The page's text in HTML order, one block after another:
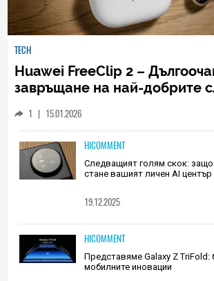
TECH
Huawei FreeClip 2 –
завръщане на най-добрите
1 15.01.2026
HICOMMENT
Следващият голям скок:
стане вашият личен AI център
19.12.2025
HICOMMENT
Представяме Galaxy Z TriFold:
мобилните иновации